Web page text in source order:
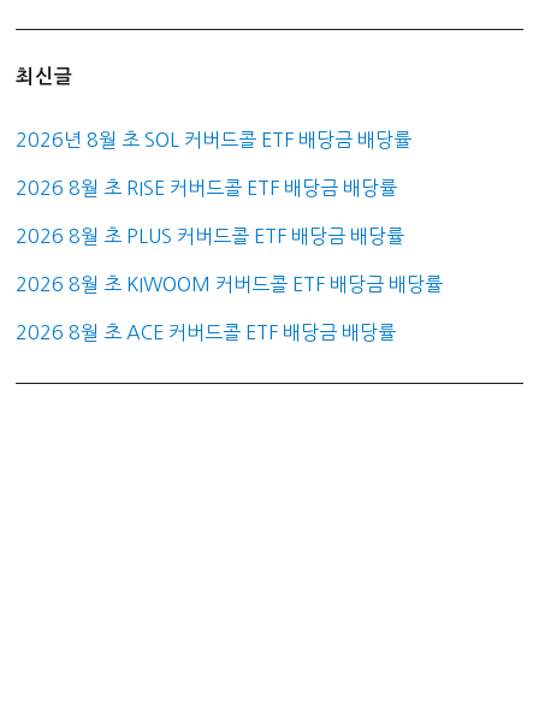
최신글
2026년 8월 초 SOL 커버드콜 ETF 배당금 배당률
2026 8월 초 RISE 커버드콜 ETF 배당금 배당률
2026 8월 초 PLUS 커버드콜 ETF 배당금 배당률
2026 8월 초 KIWOOM 커버드콜 ETF 배당금 배당률
2026 8월 초 ACE 커버드콜 ETF 배당금 배당률